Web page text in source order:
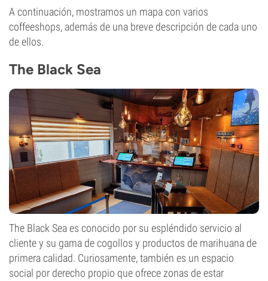
A continuación, mostramos un mapa con varios
coffeeshops, además de una breve descripción de cada uno
de ellos.
The Black Sea
The Black Sea es conocido por su espléndido servicio al
cliente y su gama de cogollos y productos de marihuana de
primera calidad. Curiosamente, también es un espacio
social por derecho propio que ofrece zonas de estar